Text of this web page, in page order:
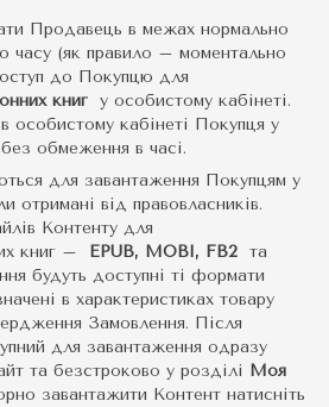
Продавець в межах нормально
часу (як правило – моментально
до Покупцю для
книг у особистому кабінеті.
особистому кабінеті Покупця у
обмеження в часі.
для завантаження Покупцям у
отримані від правовласників.
Контенту для
книг –
EPUB, MOBI, FB2 та
будуть доступні ті формати
в характеристиках товару
Замовлення. Після
для завантаження одразу
та безстроково у розділі Моя
завантажити Контент натисніть